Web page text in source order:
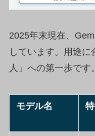
2025年末現在、
しています。用途
人」への第一歩です。
モデル名